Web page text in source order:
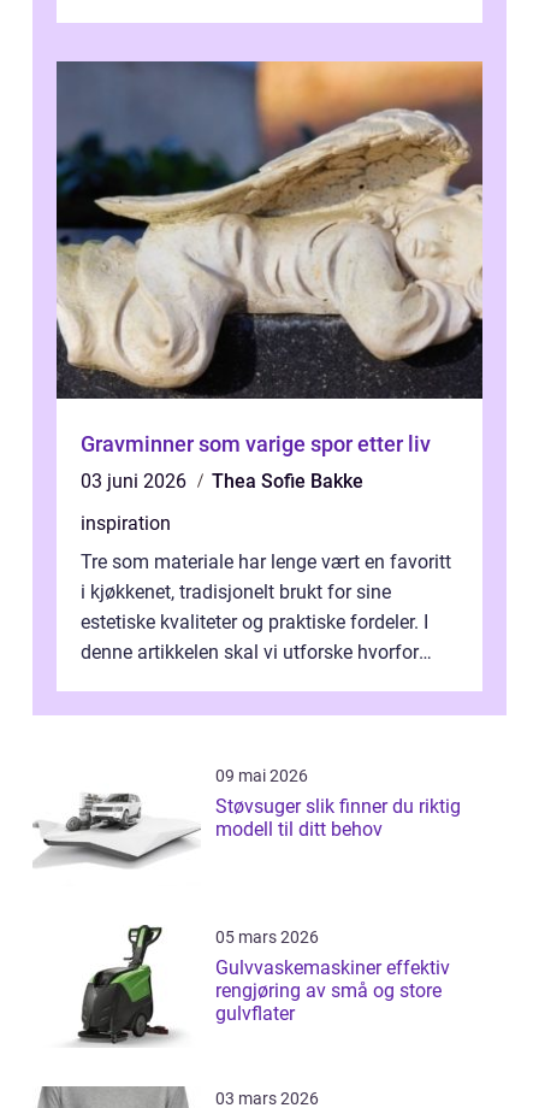
Gravminner som varige spor etter liv
03 juni 2026
Thea Sofie Bakke
inspiration
Tre som materiale har lenge vært en favoritt
i kjøkkenet, tradisjonelt brukt for sine
estetiske kvaliteter og praktiske fordeler. I
denne artikkelen skal vi utforske hvorfor
09 mai 2026
Støvsuger slik finner du riktig
modell til ditt behov
05 mars 2026
Gulvvaskemaskiner effektiv
rengjøring av små og store
gulvflater
03 mars 2026